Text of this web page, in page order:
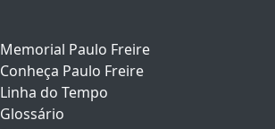
Memorial Paulo Freire
Conheça Paulo Freire
Linha do Tempo
Glossário